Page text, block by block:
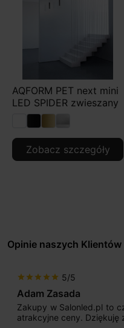
AQFORM PET next mini
LED SPIDER zwieszany
Zobacz szczegóły
Opinie naszych Klientów
star star star star star 5/5
Adam Zasada
Zakupy w Salonled.pl to
atrakcyjne ceny. Dziękuję